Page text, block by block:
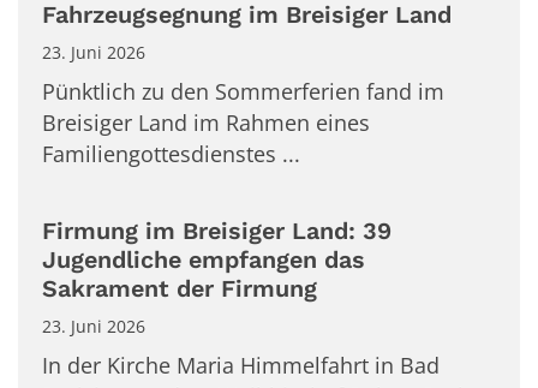
Fahrzeugsegnung im Breisiger Land
23. Juni 2026
Pünktlich zu den Sommerferien fand im
Breisiger Land im Rahmen eines
Familiengottesdienstes ...
Firmung im Breisiger Land: 39
Jugendliche empfangen das
Sakrament der Firmung
23. Juni 2026
In der Kirche Maria Himmelfahrt in Bad